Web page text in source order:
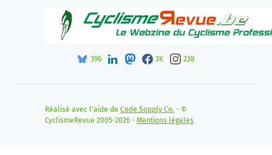
396 3K 238
Réalisé avec l'aide de Code Supply Co. - ©
CyclismeRevue 2005-2026 - Mentions légales